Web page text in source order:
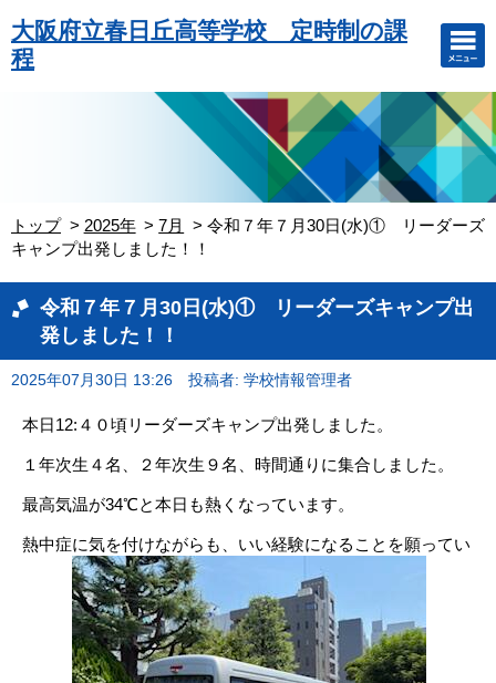
大阪府立春日丘高等学校 定時制の課
程
トップ 2025年 7月
令和７年７月30日(水)① リーダーズ
キャンプ出発しました！！
令和７年７月30日(水)① リーダーズキャンプ出
発しました！！
2025年07月30日 13:26 投稿者: 学校情報管理者
本日12:４０頃リーダーズキャンプ出発しました。
１年次生４名、２年次生９名、時間通りに集合しました。
最高気温が34℃と本日も熱くなっています。
熱中症に気を付けながらも、いい経験になることを願ってい